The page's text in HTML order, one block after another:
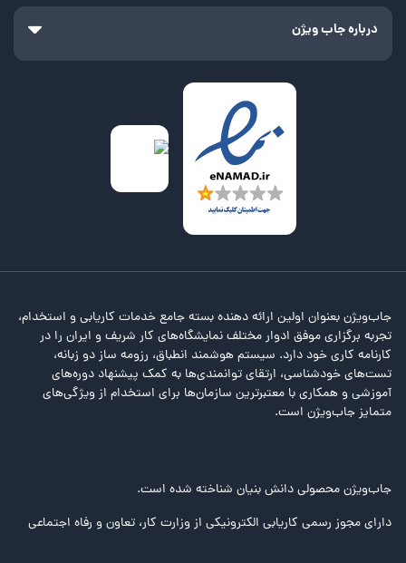
درباره جاب ویژن
جاب‌ویژن بعنوان اولین ارائه دهنده بسته جامع خدمات کاریابی و استخدام،
تجربه برگزاری موفق ادوار مختلف نمایشگاه‌های کار شریف و ایران را در
کارنامه کاری خود دارد. سیستم هوشمند انطباق، رزومه ساز دو زبانه،
تست‌های خودشناسی، ارتقای توانمندی‌ها به کمک پیشنهاد دوره‌های
آموزشی و همکاری با معتبرترین سازمان‌ها برای استخدام از ویژگی‌های
متمایز جاب‌ویژن است.
جاب‌ویژن محصولی دانش بنیان شناخته شده است.
دارای مجوز رسمی کاریابی الکترونیکی از وزارت کار، تعاون و رفاه اجتماعی